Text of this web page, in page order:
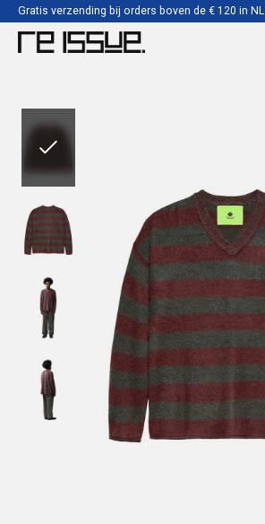
Gratis verzending bij orders boven de € 120 in NL